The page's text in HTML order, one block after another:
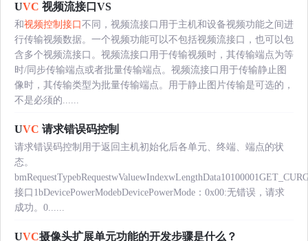
UVC 视频流接口VS
和视频控制接口 不同，视频流接口用于主机和设备视频功能之间进
行传输视频数据。一个视频功能可以不包括视频流接口，也可以包
含多个视频流接口。视频流接口用于传输视频时，其传输端点为等
时/同步传输端点或者批量传输端点。视频流接口用于传输静止图
像时，其传输类型为批量传输端点。用于静止图片传输是可选的，
不是必须的......
UVC 请求错误码控制
请求错误码控制用于返回主机初始化后各单元、终端、端点的状
态。
接口1bDevicePowerModebDevicePowerMode：0x00:无错误，请求
成功。0......
UVC摄像头扩展单元功能的开发步骤是什么？